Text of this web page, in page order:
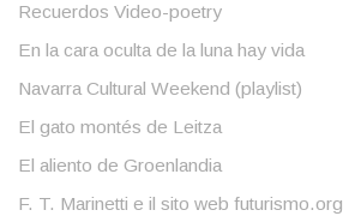
Recuerdos Video-poetry
En la cara oculta de la luna hay vida
Navarra Cultural Weekend (playlist)
El gato montés de Leitza
El aliento de Groenlandia
F. T. Marinetti e il sito web futurismo.org